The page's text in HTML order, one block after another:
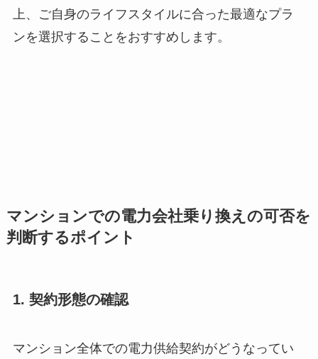
上、ご自身のライフスタイルに合った最適なプラ
ンを選択することをおすすめします。
マンションでの電力会社乗り換えの可否を
判断するポイント
1. 契約形態の確認
マンション全体での電力供給契約がどうなってい